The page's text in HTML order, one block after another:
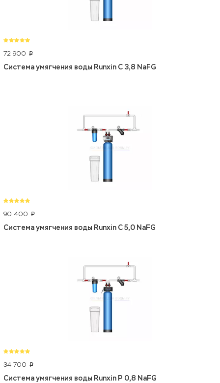
72 900 p
Система умягчения воды Runxin C 3,8 NaFG
90 400 p
Система умягчения воды Runxin C 5,0 NaFG
34 700 p
Система умягчения воды Runxin P 0,8 NaFG